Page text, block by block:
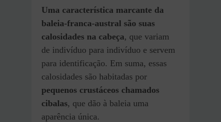
Uma característica marcante da
baleia-franca-austral são suas
calosidades na cabeça, que variam
de indivíduo para indivíduo e servem
para identificação. Em suma, essas
calosidades são habitadas por
pequenos crustáceos chamados
cibalas, que dão à baleia uma
aparência única.